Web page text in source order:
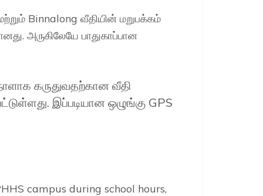
Binnalong வீதியின் மறுபக்கம்
அருகிலேயே பாதுகாப்பான
கருதுவதற்கான வீதி
இப்படியான ஒழுங்கு GPS
campus during school hours,